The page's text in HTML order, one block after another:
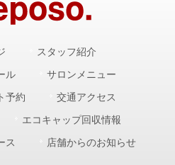
スタッフ紹介
ル サロンメニュー
予約 交通アクセス
エコキャップ回収情報
ス 店舗からのお知らせ